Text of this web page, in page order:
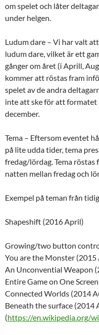
om spelet och låter
under helgen.
Ludum dare – Vi har valt
ludum dare, vilket är ett
gånger om året (i Aprill,
kommer att röstas fram
spelet av de andra
inte att ske för att
december.
Tema – Eftersom eventet
på lite udda tider, tema
fredag/lördag. Tema
natten mellan fredag och
Exempel på teman från
Shapeshift (2016 April)
Growing/two button
You are the Monster (2015
An Unconvential Weapon
Entire Game on One
Connected Worlds (2014
Beneath the surface (2014
(https://en.wikipedia.org/